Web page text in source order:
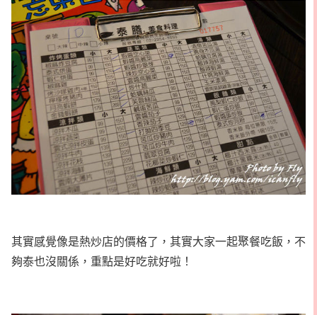
其實感覺像是熱炒店的價格了，其實大家一起聚餐吃飯，不
夠泰也沒關係，重點是好吃就好啦！